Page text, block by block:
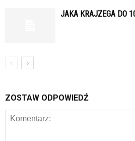
JAKA KRAJZEGA DO
ZOSTAW ODPOWIEDŹ